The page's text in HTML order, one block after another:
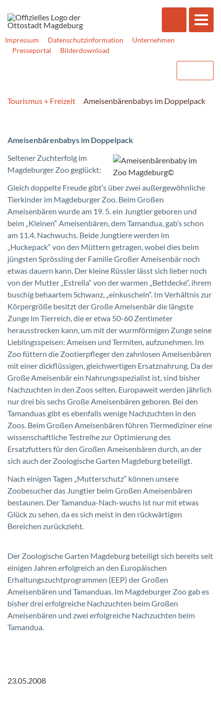
Impressum Datenschutzinformation
Unternehmen
Presseportal
Bilderdownload
Tourismus + Freizeit Ameisenbärenbabys im Doppelpack
Ameisenbärenbabys im Doppelpack
Seltener Zuchterfolg im
Magdeburger Zoo geglückt:
Gleich doppelte Freude gibt’s über zwei außergewöhnliche
Tierkinder im Magdeburger Zoo. Beim Großen
Ameisenbären wurde am 19. 5. ein Jungtier geboren und
beim „Kleinen“ Ameisenbären, dem Tamandua, gab’s schon
am 11.4. Nachwuchs. Beide Jungtiere werden im
„Huckepack“ von den Müttern getragen, wobei dies beim
jüngsten Sprössling der Familie Großer Ameisenbär noch
etwas dauern kann. Der kleine Rüssler lässt sich lieber noch
von der Mutter „Estrella“ von der warmen „Bettdecke“, ihrem
buschig behaartem Schwanz, „einkuscheln“. Im Verhältnis zur
Körpergröße besitzt der Große Ameisenbär die längste
Zunge im Tierreich, die er etwa 50-60 Zentimeter
herausstrecken kann, um mit der wurmförmigen Zunge seine
Lieblingsspeisen: Ameisen und Termiten, aufzunehmen. Im
Zoo füttern die Zootierpfleger den zahnlosen Ameisenbären
mit einer dickflüssigen, gleichwertigen Ersatznahrung. Da der
Große Ameisenbär ein Nahrungsspezialist ist, sind bisher
Nachzuchten in den Zoos selten. Europaweit werden jährlich
nur drei bis sechs Große Ameisenbären geboren. Bei den
Tamanduas gibt es ebenfalls wenige Nachzuchten in den
Zoos. Beim Großen Ameisenbären führen Tiermediziner eine
wissenschaftliche Testreihe zur Optimierung des
Ersatzfutters für den Großen Ameisenbären durch, an der
sich auch der Zoologische Garten Magdeburg beteiligt.
Nach einigen Tagen „Mutterschutz“ können unsere
Zoobesucher das Jungtier beim Großen Ameisenbären
bestaunen. Der Tamandua-Nach-wuchs ist nur mit etwas
Glück zu sehen, da es sich meist in den rückwärtigen
Bereichen zurückzieht.
Der Zoologische Garten Magdeburg beteiligt sich bereits seit
einigen Jahren erfolgreich an den Europäischen
Erhaltungszuchtprogrammen (EEP) der Großen
Ameisenbären und Tamanduas. Im Magdeburger Zoo gab es
bisher drei erfolgreiche Nachzuchten beim Großen
Ameisenbären und zwei erfolgreiche Nachzuchten beim
Tamandua.
23.05.2008